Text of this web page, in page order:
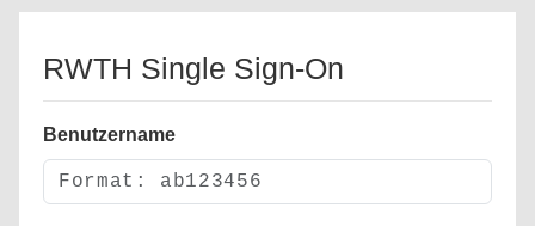
RWTH Single Sign-On
Benutzername